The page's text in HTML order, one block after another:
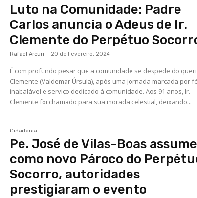
Luto na Comunidade: Padre
Carlos anuncia o Adeus de Ir.
Clemente do Perpétuo
Rafael Arcuri - 20 de Fevereiro, 2024
É com profundo pesar que a comunidade se despede do
Clemente (Valdemar Úrsula), após uma jornada marcada por fé
inabalável e serviço dedicado à comunidade. Aos 91 anos, Ir.
Clemente foi chamado para sua morada celestial, deixando...
Cidadania
Pe. José de Vilas-Boas assume
como novo Pároco do
Socorro, autoridades
prestigiaram o evento